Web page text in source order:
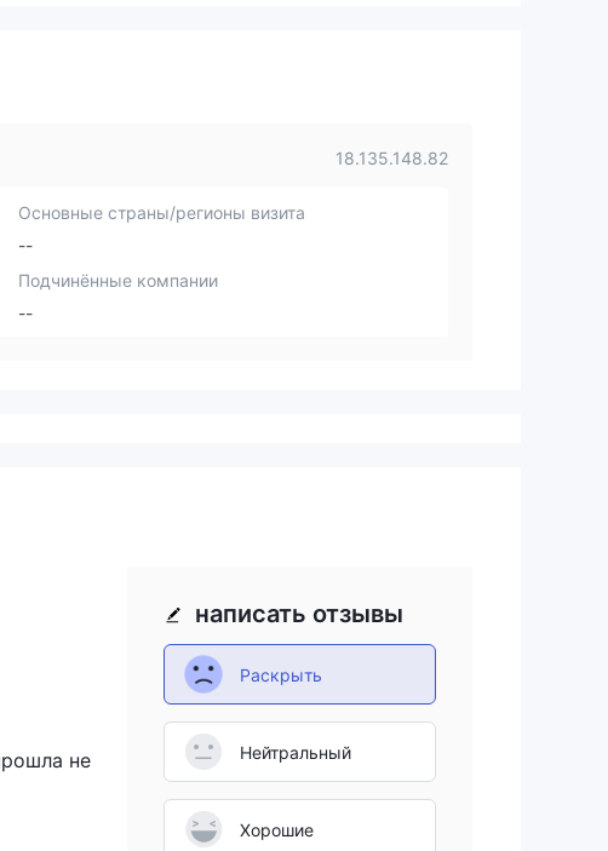
18.135.148.82
Основные страны/регионы визита
--
Подчинённые компании
--
не
написать отзывы
Раскрыть
Нейтральный
Хорошие